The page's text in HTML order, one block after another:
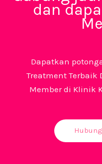
dan
Dapatkan
Treatment Terbaik
Member di Klinik